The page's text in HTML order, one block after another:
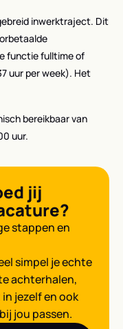
inwerktraject. Dit
functie fulltime of
uur per week). Het
bereikbaar van
uur.
jij
stappen en
simpel je echte
achterhalen,
jezelf en ook
jou passen.